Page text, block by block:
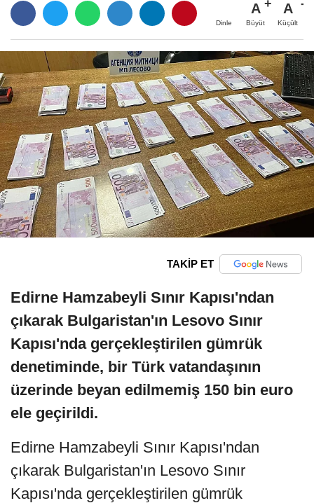
Dinle
A
Büyüt
A
Küçült
TAKİP ET
Edirne Hamzabeyli Sınır Kapısı'ndan
çıkarak Bulgaristan'ın Lesovo Sınır
Kapısı'nda gerçekleştirilen gümrük
denetiminde, bir Türk vatandaşının
üzerinde beyan edilmemiş 150 bin euro
ele geçirildi.
Edirne Hamzabeyli Sınır Kapısı'ndan
çıkarak Bulgaristan'ın Lesovo Sınır
Kapısı'nda gerçekleştirilen gümrük